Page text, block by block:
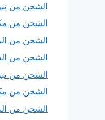
الشحن من
الشحن من
الشحن من
الشحن من
الشحن من
الشحن من
الشحن من